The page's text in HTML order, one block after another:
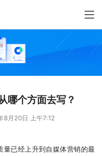
哪个方面去写？
8月20日 上午7:12
量已经上升到自媒体营销的最